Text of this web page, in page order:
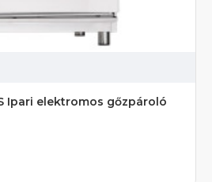
Ipari elektromos gőzpároló